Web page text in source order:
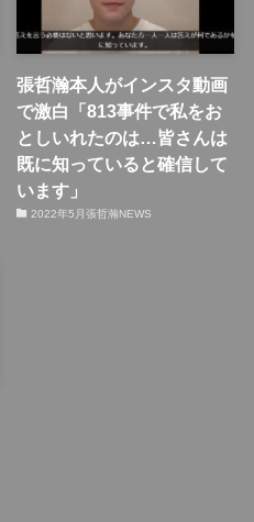
張哲瀚本人がインスタ動画
で激白「813事件で私をお
としいれたのは…皆さんは
既に知っていると確信して
います」
2022年5月張哲瀚NEWS